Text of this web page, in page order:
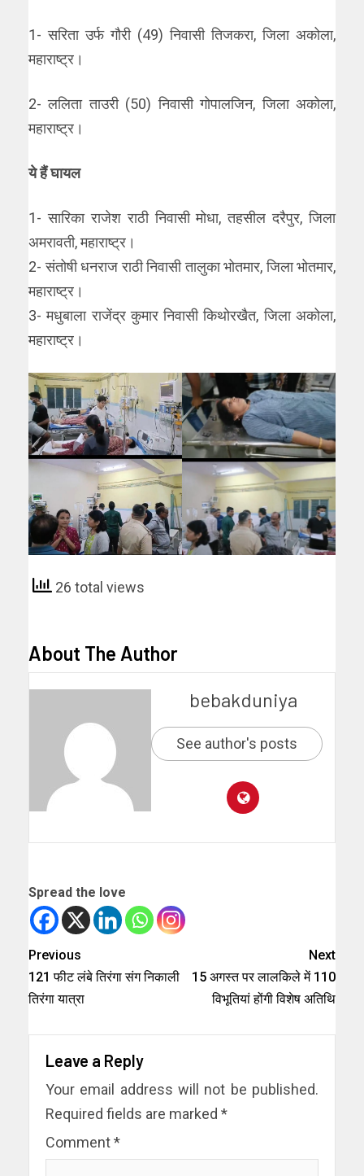
1- सरिता उर्फ गौरी (49) निवासी तिजकरा, जिला अकोला,
महाराष्ट्र।
2- ललिता ताउरी (50) निवासी गोपालजिन, जिला अकोला,
महाराष्ट्र।
ये हैं घायल
1- सारिका राजेश राठी निवासी मोधा, तहसील दरैपुर, जिला
अमरावती, महाराष्ट्र।
2- संतोषी धनराज राठी निवासी तालुका भोतमार, जिला भोतमार,
महाराष्ट्र।
3- मधुबाला राजेंद्र कुमार निवासी किथोरखैत, जिला अकोला,
महाराष्ट्र।
26 total views
About The Author
bebakduniya
See author's posts
Spread the love
Previous
121 फीट लंबे तिरंगा संग निकाली
तिरंगा यात्रा
Next
15 अगस्त पर लालकिले में 110
विभूतियां होंगी विशेष अतिथि
Leave a Reply
Your email address will not be published.
Required fields are marked *
Comment*